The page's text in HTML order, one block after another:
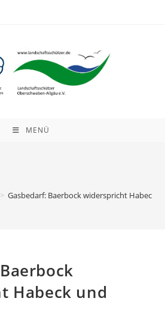
MENÜ
> Gasbedarf: Baerbock widerspricht Habeck
Habeck und